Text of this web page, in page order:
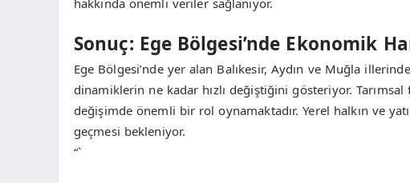
hakkında önemli veriler sağlanıyor.
Sonuç: Ege Bölgesi’nde Ekonomik
Ege Bölgesi’nde yer alan Balıkesir, Aydın ve Muğla
dinamiklerin ne kadar hızlı değiştiğini gösteriyor.
değişimde önemli bir rol oynamaktadır. Yerel halkın ve
geçmesi bekleniyor.
“`